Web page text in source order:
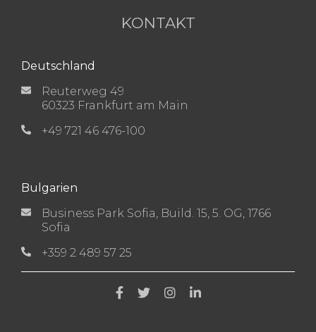
KONTAKT
Deutschland
Reuterweg 49
60323 Frankfurt am Main
+49 721 46 476-100
Bulgarien
Business Park Sofia, Build. 15, 5. OG, 1766
Sofia
+359 2 489 57 25